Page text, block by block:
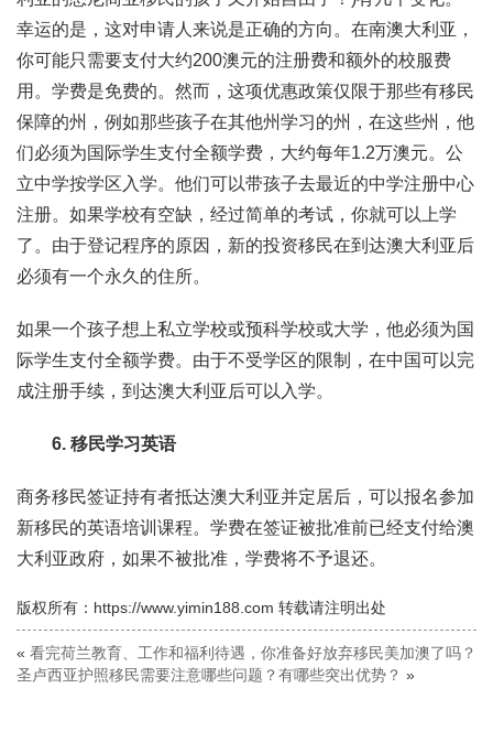
幸运的是，这对申请人来说是正确的方向。在南澳大利亚，
你可能只需要支付大约200澳元的注册费和额外的校服费
用。学费是免费的。然而，这项优惠政策仅限于那些有移民
保障的州，例如那些孩子在其他州学习的州，在这些州，他
们必须为国际学生支付全额学费，大约每年1.2万澳元。公
立中学按学区入学。他们可以带孩子去最近的中学注册中心
注册。如果学校有空缺，经过简单的考试，你就可以上学
了。由于登记程序的原因，新的投资移民在到达澳大利亚后
必须有一个永久的住所。
如果一个孩子想上私立学校或预科学校或大学，他必须为国
际学生支付全额学费。由于不受学区的限制，在中国可以完
成注册手续，到达澳大利亚后可以入学。
6. 移民学习英语
商务移民签证持有者抵达澳大利亚并定居后，可以报名参加
新移民的英语培训课程。学费在签证被批准前已经支付给澳
大利亚政府，如果不被批准，学费将不予退还。
版权所有：https://www.yimin188.com 转载请注明出处
« 看完荷兰教育、工作和福利待遇，你准备好放弃移民美加澳了吗？
圣卢西亚护照移民需要注意哪些问题？有哪些突出优势？ »